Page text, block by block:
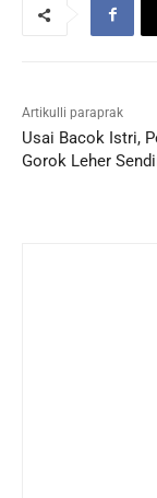
Artikulli paraprak
Usai Bacok Istri,
Gorok Leher